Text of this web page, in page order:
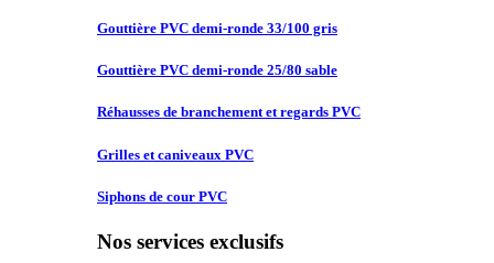
Gouttière PVC demi-ronde 33/100 gris
Gouttière PVC demi-ronde 25/80 sable
Réhausses de branchement et regards PVC
Grilles et caniveaux PVC
Siphons de cour PVC
Nos services exclusifs